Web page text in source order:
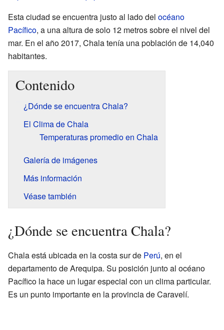
Esta ciudad se encuentra justo al lado del océano
Pacífico, a una altura de solo 12 metros sobre el nivel del
mar. En el año 2017, Chala tenía una población de 14,040
habitantes.
Contenido
¿Dónde se encuentra Chala?
El Clima de Chala
Temperaturas promedio en Chala
Galería de imágenes
Más información
Véase también
¿Dónde se encuentra Chala?
Chala está ubicada en la costa sur de Perú, en el
departamento de Arequipa. Su posición junto al océano
Pacífico la hace un lugar especial con un clima particular.
Es un punto importante en la provincia de Caravelí.